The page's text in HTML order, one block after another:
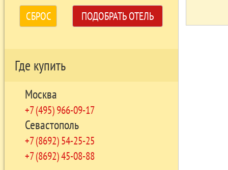
СБРОС ПОДОБРАТЬ ОТЕЛЬ
Где купить
Москва
+7 (495) 966-09-17
Севастополь
+7 (8692) 54-25-25
+7 (8692) 45-08-88